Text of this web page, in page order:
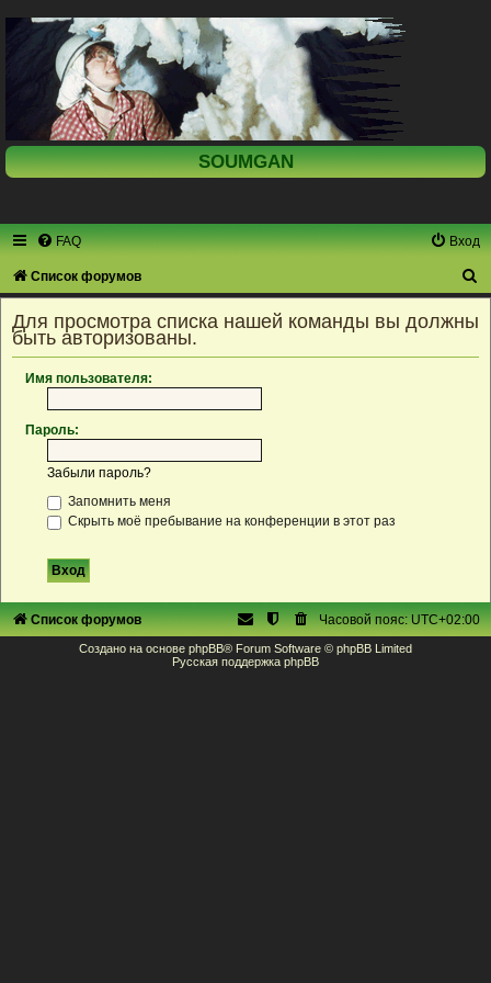
SOUMGAN
FAQ Вход
Список форумов
Для просмотра списка нашей команды вы должны
быть авторизованы.
Имя пользователя:
Пароль:
Забыли пароль?
Запомнить меня
Скрыть моё пребывание на конференции в этот раз
Список форумов Часовой пояс:UTC+02:00
Создано на основе phpBB® Forum Software © phpBB Limited
Русская поддержка phpBB